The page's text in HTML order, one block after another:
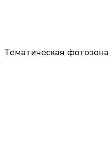
Тематическая фотозона